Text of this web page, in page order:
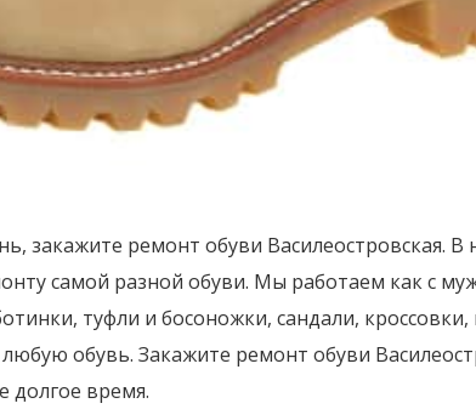
закажите ремонт обуви Василеостровская. В
самой разной обуви. Мы работаем как с
туфли и босоножки, сандали,
обувь. Закажите ремонт обуви
долгое время.